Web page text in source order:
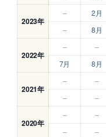
2023年
– 2月
–
8月
2022年
– –
7月
8月
2021年
– –
–
–
2020年
– –
–
–